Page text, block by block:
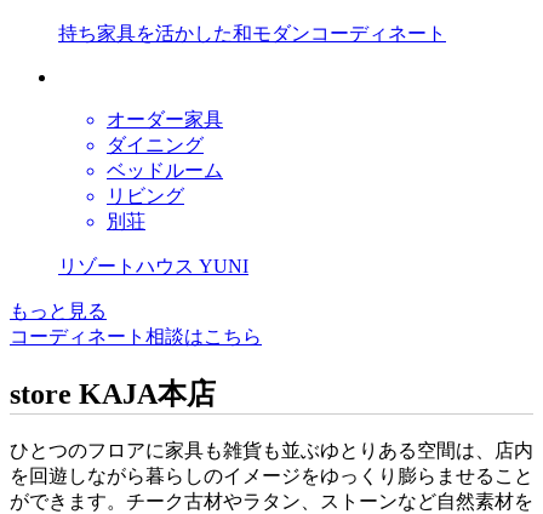
持ち家具を活かした和モダンコーディネート
オーダー家具
ダイニング
ベッドルーム
リビング
別荘
リゾートハウス YUNI
もっと見る
コーディネート相談はこちら
store KAJA本店
ひとつのフロアに家具も雑貨も並ぶゆとりある空間は、店内
を回遊しながら暮らしのイメージをゆっくり膨らませること
ができます。チーク古材やラタン、ストーンなど自然素材を